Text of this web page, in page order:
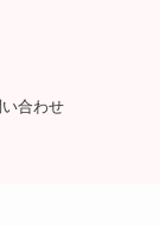
い合わせ